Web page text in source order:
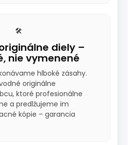
🛠️
diely –
nie vymenené
hlboké zásahy.
originálne
ktoré profesionálne
a predlžujeme im
kópie – garancia